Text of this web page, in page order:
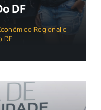
DF
Regional e
DF